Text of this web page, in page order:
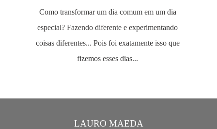
Como transformar um dia comum em um dia
especial? Fazendo diferente e experimentando
coisas diferentes... Pois foi exatamente isso que
fizemos esses dias...
LAURO MAEDA